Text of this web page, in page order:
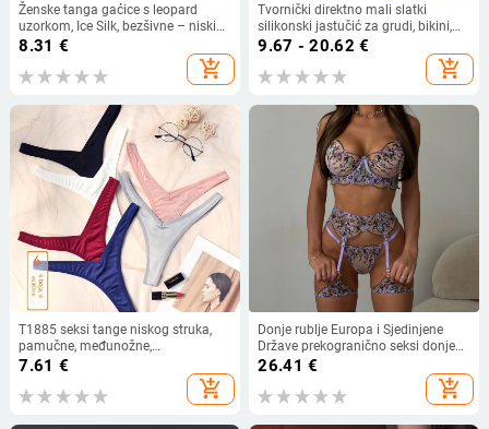
Ženske tanga gaćice s leopard
uzorkom, Ice Silk, bezšivne – niski
struk, pamukasta podstava
8.31 €
add_shopping_cart
Tvornički direktno mali slatki
silikonski jastučić za grudi, bikini,
samoljepljivi debeli umetak,
nevidljivi debeli silikonski jastučić
za grudi od morskog uha
9.67 - 20.62 €
add_shopping_cart
T1885 seksi tange niskog struka,
pamučne, međunožne,
antibakterijske ženske gaćice,
veleprodaja, 2022., nove europske i
američke prekogranične gaćice
7.61 €
add_shopping_cart
Donje rublje Europa i Sjedinjene
Države prekogranično seksi donje
rublje skupljeno seksi perspektiva
mrežasto kontrastna boja cvijeće
vez set od 4 dijela
26.41 €
add_shopping_cart